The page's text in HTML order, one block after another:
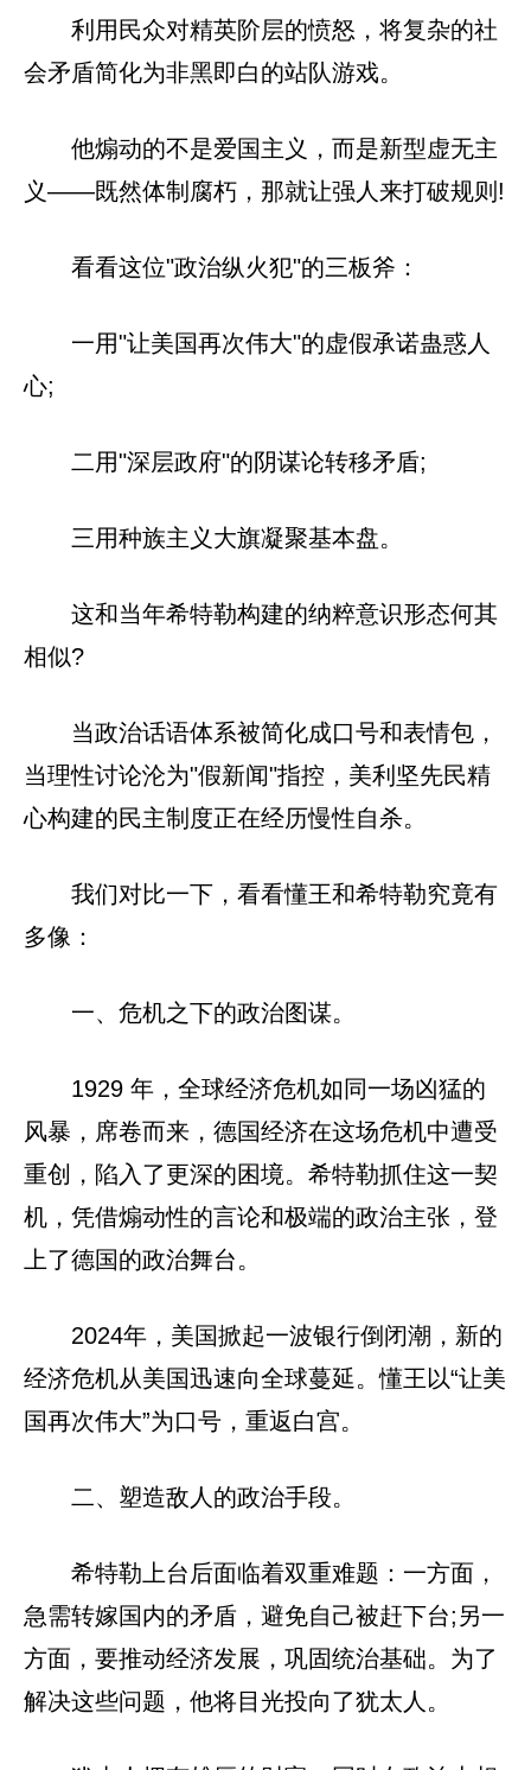
利用民众对精英阶层的愤怒，将复杂的社
会矛盾简化为非黑即白的站队游戏。
他煽动的不是爱国主义，而是新型虚无主
义——既然体制腐朽，那就让强人来打破规则!
看看这位"政治纵火犯"的三板斧：
一用"让美国再次伟大"的虚假承诺蛊惑人
心;
二用"深层政府"的阴谋论转移矛盾;
三用种族主义大旗凝聚基本盘。
这和当年希特勒构建的纳粹意识形态何其
相似?
当政治话语体系被简化成口号和表情包，
当理性讨论沦为"假新闻"指控，美利坚先民精
心构建的民主制度正在经历慢性自杀。
我们对比一下，看看懂王和希特勒究竟有
多像：
一、危机之下的政治图谋。
1929 年，全球经济危机如同一场凶猛的
风暴，席卷而来，德国经济在这场危机中遭受
重创，陷入了更深的困境。希特勒抓住这一契
机，凭借煽动性的言论和极端的政治主张，登
上了德国的政治舞台。
2024年，美国掀起一波银行倒闭潮，新的
经济危机从美国迅速向全球蔓延。懂王以“让美
国再次伟大”为口号，重返白宫。
二、塑造敌人的政治手段。
希特勒上台后面临着双重难题：一方面，
急需转嫁国内的矛盾，避免自己被赶下台;另一
方面，要推动经济发展，巩固统治基础。为了
解决这些问题，他将目光投向了犹太人。